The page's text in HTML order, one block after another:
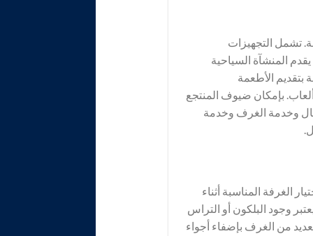
تشمل التجهيزات
المنشآة السياحية
الأطعمة
بإمكان ضيوف المنتجع
وخدمة الغرف وخدمة
الغرفة المناسبة أثناء
وجود البلكون أو التراس
من الغرف بإضفاء أجواء